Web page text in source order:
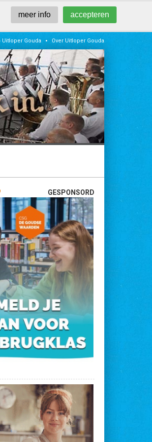
accepteren
meer info
Uitloper Gouda • Over Uitloper Gouda
GESPONSORD